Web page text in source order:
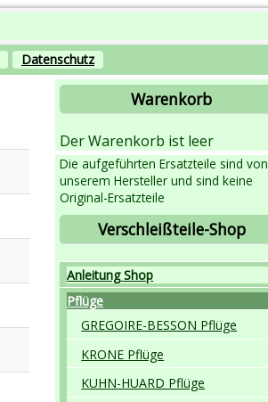
Datenschutz
Warenkorb
Der Warenkorb ist leer
Die aufgeführten Ersatzteile sind von
unserem Hersteller und sind keine
Original-Ersatzteile
Verschleißteile-Shop
Anleitung Shop
Pflüge
GREGOIRE-BESSON Pflüge
KRONE Pflüge
KUHN-HUARD Pflüge